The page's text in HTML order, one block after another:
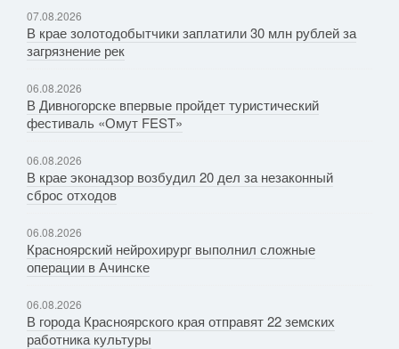
07.08.2026
В крае золотодобытчики заплатили 30 млн рублей за
загрязнение рек
06.08.2026
В Дивногорске впервые пройдет туристический
фестиваль «Омут FEST»
06.08.2026
В крае эконадзор возбудил 20 дел за незаконный
сброс отходов
06.08.2026
Красноярский нейрохирург выполнил сложные
операции в Ачинске
06.08.2026
В города Красноярского края отправят 22 земских
работника культуры